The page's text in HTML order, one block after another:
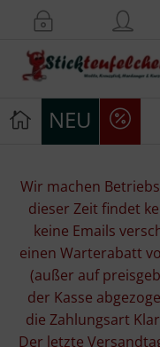
NEU
Stickpackungen
Stickgarne
Stoffe
Wir machen
dieser Zeit findet
keine Emails
einen Warterabatt
(außer auf
der Kasse
die Zahlungsart
Der letzte